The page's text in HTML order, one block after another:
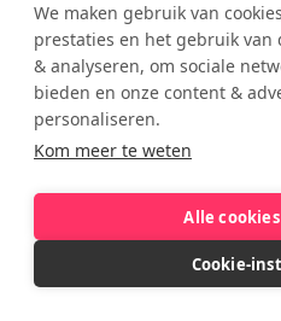
We maken gebruik van
prestaties en het gebruik van
& analyseren, om sociale
bieden en onze content &
personaliseren.
Kom meer te weten
Alle
Cookie-